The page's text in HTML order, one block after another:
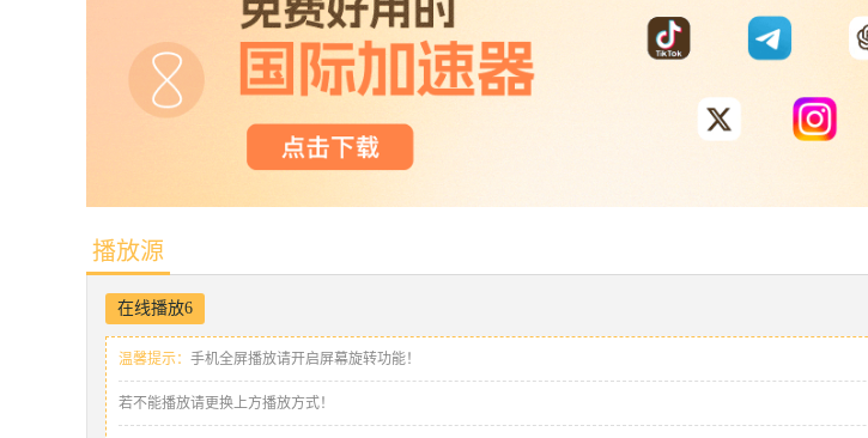
播放源
在线播放6
温馨提示： 手机全屏播放请开启屏幕旋转功能！
若不能播放请更换上方播放方式！